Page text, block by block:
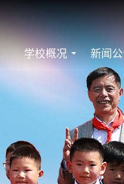
学校概况 新闻